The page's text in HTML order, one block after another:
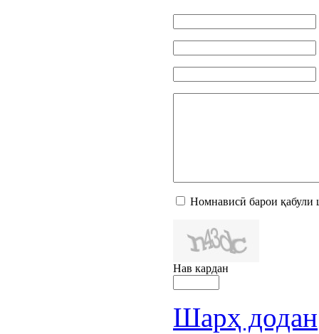
Номнависӣ барои қабули
Нав кардан
Шарҳ додан